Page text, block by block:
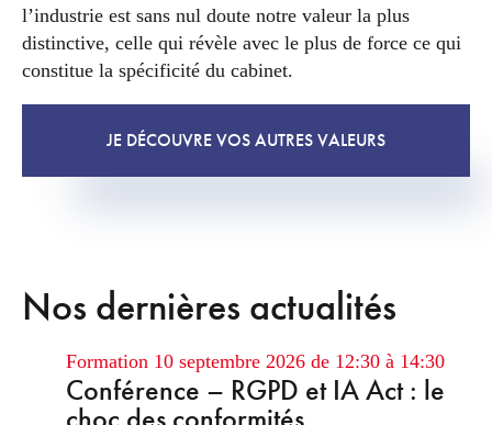
l’industrie est sans nul doute notre valeur la plus
distinctive, celle qui révèle avec le plus de force ce qui
constitue la spécificité du cabinet.
JE DÉCOUVRE VOS AUTRES VALEURS
Nos dernières actualités
Formation 10 septembre 2026 de 12:30 à 14:30
Conférence – RGPD et IA Act : le